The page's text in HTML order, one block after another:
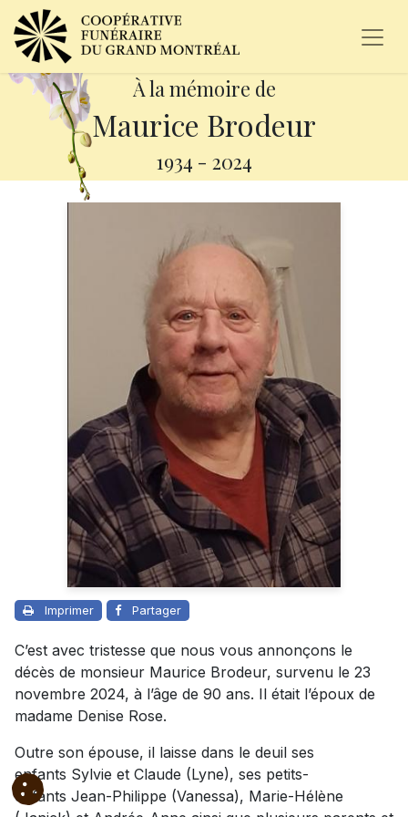
À la mémoire de
Maurice Brodeur
1934 - 2024
Imprimer Partager
C’est avec tristesse que nous vous annonçons le
décès de monsieur Maurice Brodeur, survenu le 23
novembre 2024, à l’âge de 90 ans. Il était l’époux de
madame Denise Rose.
Outre son épouse, il laisse dans le deuil ses
enfants Sylvie et Claude (Lyne), ses petits-
enfants Jean-Philippe (Vanessa), Marie-Hélène